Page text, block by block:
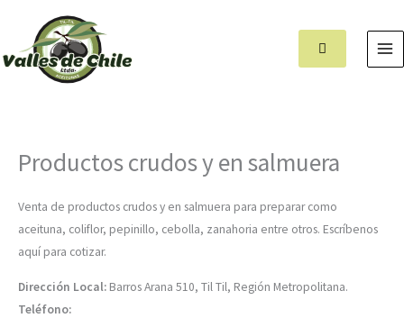
contenido
Productos crudos y en salmuera
Venta de productos crudos y en salmuera para preparar como
aceituna, coliflor, pepinillo, cebolla, zanahoria entre otros. Escríbenos
aquí para cotizar.
Dirección Local: Barros Arana 510, Til Til, Región Metropolitana.
Teléfono: